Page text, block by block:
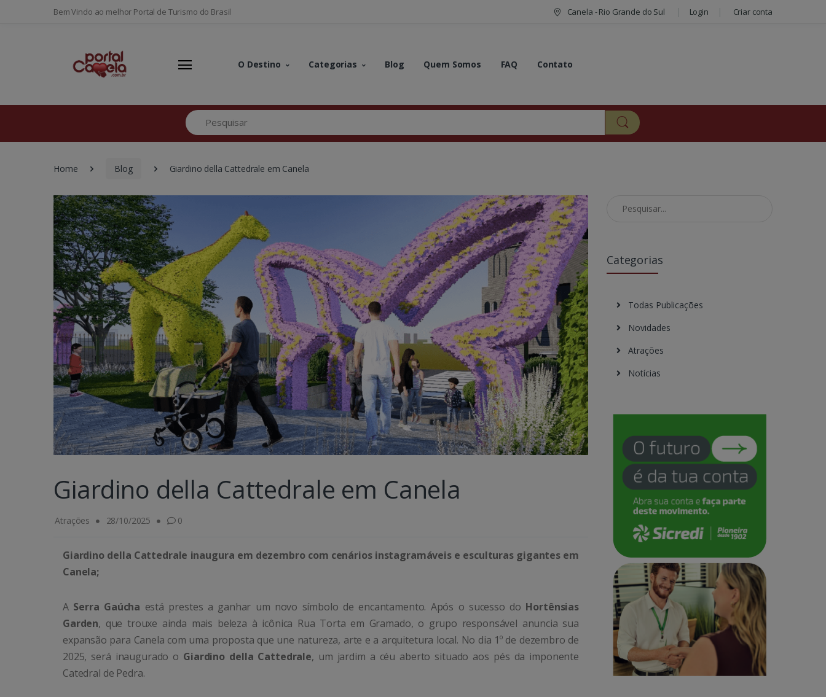
Bem Vindo ao melhor Portal de Turismo do Brasil Canela - Rio Grande do Sul Login Criar conta
O Destino Categorias Blog Quem Somos FAQ Contato
Pesquisar
Home Blog Giardino della Cattedrale em Canela
Giardino della Cattedrale em Canela
Atrações 28/10/2025 0
Giardino della Cattedrale inaugura em dezembro com cenários instagramáveis e esculturas gigantes em
Canela;
A Serra Gaúcha está prestes a ganhar um novo símbolo de encantamento. Após o sucesso do Hortênsias
Garden, que trouxe ainda mais beleza à icônica Rua Torta em Gramado, o grupo responsável anuncia sua
expansão para Canela com uma proposta que une natureza, arte e a arquitetura local. No dia 1º de dezembro de
2025, será inaugurado o Giardino della Cattedrale, um jardim a céu aberto situado aos pés da imponente
Catedral de Pedra.
Pesquisar no Blog
Categorias
Todas Publicações
Novidades
Atrações
Notícias